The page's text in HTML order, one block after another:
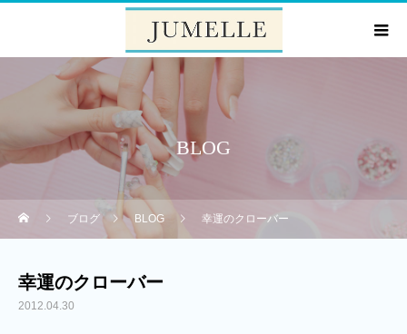
BLOG
ブログ BLOG 幸運のクローバー
幸運のクローバー
2012.04.30